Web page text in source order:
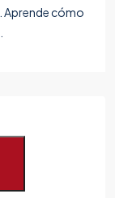
Aprende cómo